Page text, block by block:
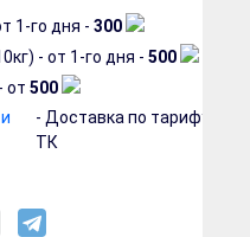
1-го дня - 300
- от 1-го дня - 500
от 500
- Доставка по тарифу
ТК